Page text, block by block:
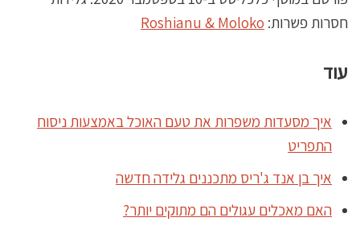
חסרות פשרות: Roshianu & Moloko
עוד
איך מסעדות משפרות את טעם האוכל באמצעות ניסוח
התפריט
איך בן אנד ג'ריס מתכננים גלידה חדשה
האם מאכלים עגולים הם מתוקים יותר?